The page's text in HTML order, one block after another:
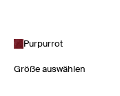
Purpurrot
Größe auswählen